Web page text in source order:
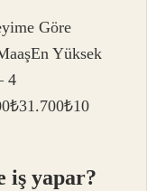
Göre
Yüksek
4
iş yapar?